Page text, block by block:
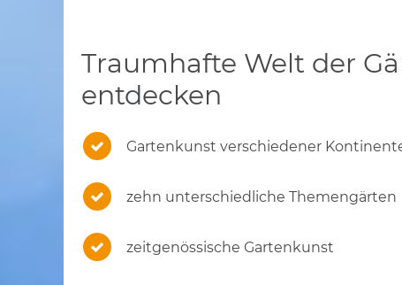
Traumhafte Welt der
entdecken
Gartenkunst verschiedener
zehn unterschiedliche Themengärten
zeitgenössische Gartenkunst